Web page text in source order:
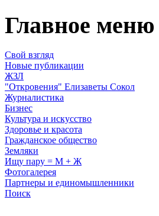
Главное меню
Свой взгляд
Новые публикации
ЖЗЛ
"Откровения" Елизаветы Сокол
Журналистика
Бизнес
Культура и искусство
Здоровье и красота
Гражданское общество
Земляки
Ищу пару = М + Ж
Фотогалерея
Партнеры и единомышленники
Поиск